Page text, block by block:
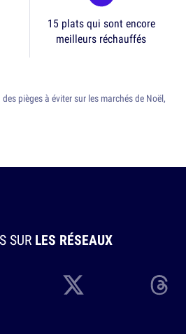
15 plats qui sont encore
meilleurs réchauffés
des pièges à éviter sur les marchés de Noël,
SUR LES RÉSEAUX